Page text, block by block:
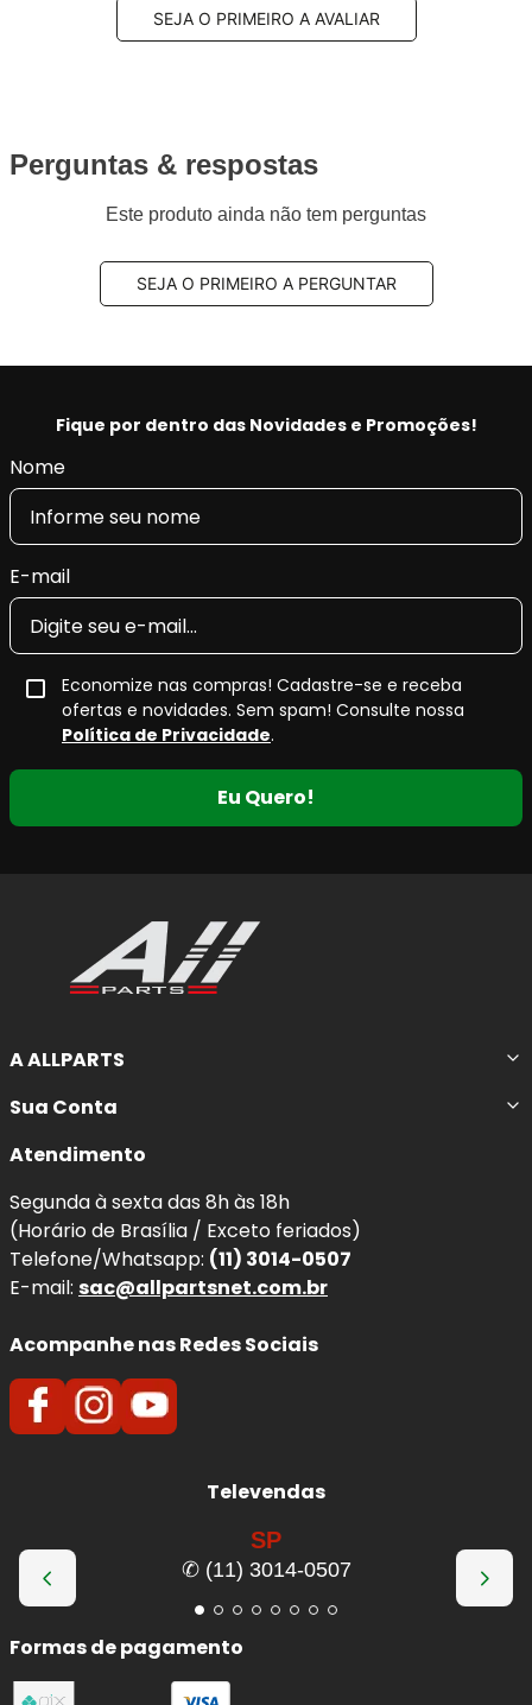
SEJA O PRIMEIRO A AVALIAR
Perguntas & respostas
Este produto ainda não tem perguntas
SEJA O PRIMEIRO A PERGUNTAR
Fique por dentro das Novidades e Promoções!
Nome
E-mail
Economize nas compras! Cadastre-se e receba
ofertas e novidades. Sem spam! Consulte nossa
Política de Privacidade.
Eu Quero!
A ALLPARTS
Sua Conta
Atendimento
Segunda à sexta das 8h às 18h
(Horário de Brasília / Exceto feriados)
Telefone/Whatsapp: (11) 3014-0507
E-mail: sac@allpartsnet.com.br
Acompanhe nas Redes Sociais
Televendas
SP
✆ (11) 3014-0507
Formas de pagamento